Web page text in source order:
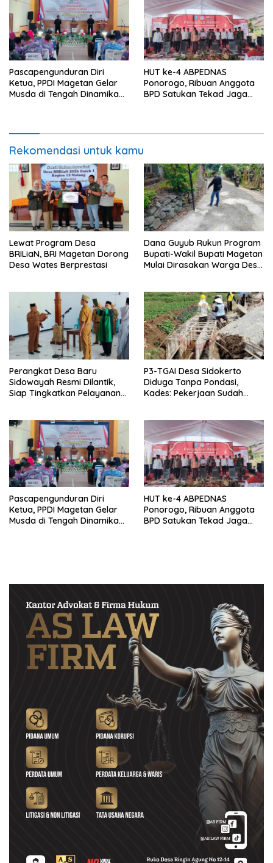
Pascapengunduran Diri
Ketua, PPDI Magetan Gelar
Musda di Tengah Dinamika
HUT ke-4 ABPEDNAS
Ponorogo, Ribuan Anggota
BPD Satukan Tekad Jaga
Rekomendasi untuk kamu
Lewat Program Desa
BRILiaN, BRI Magetan Dorong
Desa Wates Berprestasi
Dana Guyub Rukun Program
Bupati-Wakil Bupati Magetan
Mulai Dirasakan Warga Desa
Perangkat Desa Baru
Sidowayah Resmi Dilantik,
Siap Tingkatkan Pelayanan
P3-TGAI Desa Sidokerto
Diduga Tanpa Pondasi,
Kades: Pekerjaan Sudah
Pascapengunduran Diri
Ketua, PPDI Magetan Gelar
Musda di Tengah Dinamika
HUT ke-4 ABPEDNAS
Ponorogo, Ribuan Anggota
BPD Satukan Tekad Jaga